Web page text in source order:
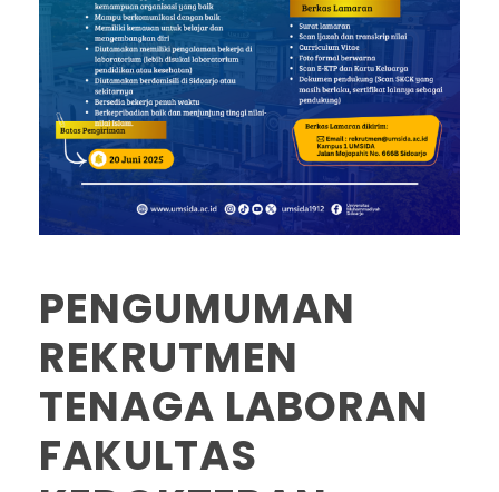
PENGUMUMAN
REKRUTMEN
TENAGA LABORAN
FAKULTAS